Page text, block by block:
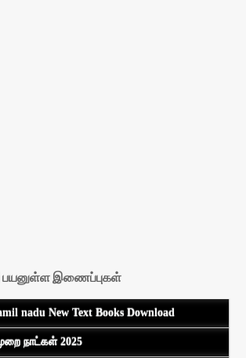
இணைப்புகள்
nadu New Text Books Download
நாட்கள் 2025